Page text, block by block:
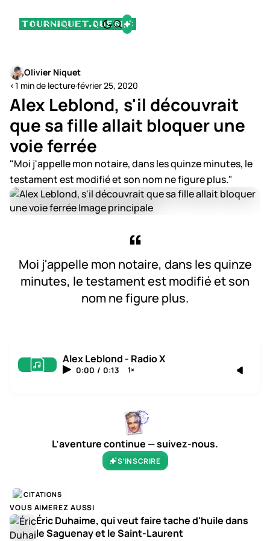
Olivier Niquet
<1 min de lecture·février 25, 2020
Alex Leblond, s'il découvrait
que sa fille allait bloquer une
voie ferrée
"Moi j'appelle mon notaire, dans les quinze minutes, le
testament est modifié et son nom ne figure plus."
Moi j'appelle mon notaire, dans les quinze
minutes, le testament est modifié et son
nom ne figure plus.
Alex Leblond - Radio X
0:00 / 0:13 1×
L’aventure continue — suivez-nous.
S’INSCRIRE
CITATIONS
VOUS AIMEREZ AUSSI
Éric Duhaime, qui veut faire tache d'huile dans
le Saguenay et le Saint-Laurent